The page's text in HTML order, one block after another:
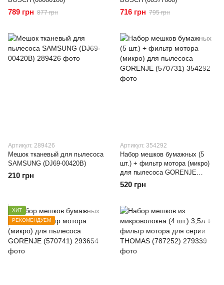
789 грн 877 грн 716 грн 795 грн
Артикул: 289426
Мешок тканевый для пылесоса
SAMSUNG (DJ69-00420B)
210 грн
Артикул: 354292
Набор мешков бумажных (5
шт.) + фильтр мотора (микро)
для пылесоса GORENJE
(570731)
520 грн
ХИТ
РЕКОМЕНДУЕМ